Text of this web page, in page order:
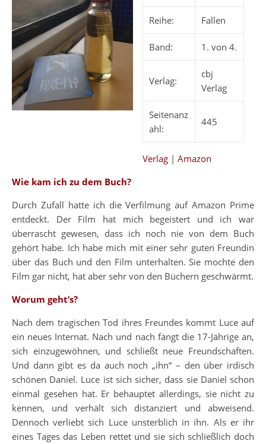
Reihe: Fallen
Band: 1. von 4.
Verlag:
cbj
Verlag
Seitenanz
ahl:
445
Verlag |Amazon
Wie kam ich zu dem Buch?
Durch Zufall hatte ich die Verfilmung auf Amazon Prime
entdeckt. Der Film hat mich begeistert und ich war
überrascht gewesen, dass ich noch nie von dem Buch
gehört habe. Ich habe mich mit einer sehr guten Freundin
über das Buch und den Film unterhalten. Sie mochte den
Film gar nicht, hat aber sehr von den Büchern geschwärmt.
Worum geht’s?
Nach dem tragischen Tod ihres Freundes kommt Luce auf
ein neues Internat. Nach und nach fängt die 17-Jährige an,
sich einzugewöhnen, und schließt neue Freundschaften.
Und dann gibt es da auch noch „ihn“ – den über irdisch
schönen Daniel. Luce ist sich sicher, dass sie Daniel schon
einmal gesehen hat. Er behauptet allerdings, sie nicht zu
kennen, und verhält sich distanziert und abweisend.
Dennoch verliebt sich Luce unsterblich in ihn. Als er ihr
eines Tages das Leben rettet und sie sich schließlich doch